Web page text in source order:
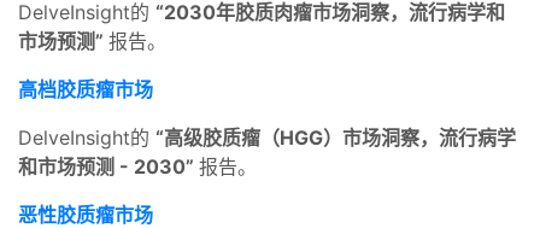
DelveInsight的 “2030年胶质肉瘤市场洞察，流行病学和
市场预测” 报告。
高档胶质瘤市场
DelveInsight的 “高级胶质瘤（HGG）市场洞察，流行病学
和市场预测 - 2030” 报告。
恶性胶质瘤市场